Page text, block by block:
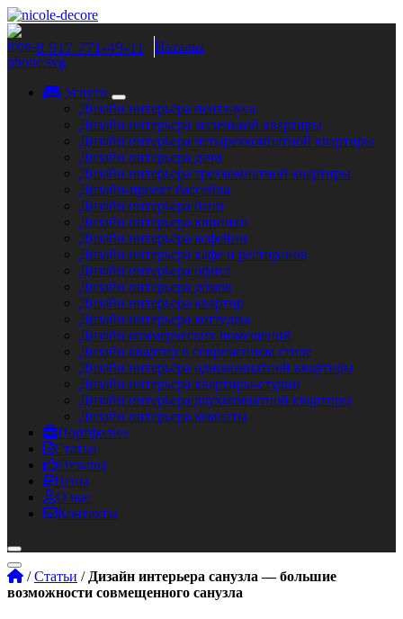
8 917 771-49-11 Наталья
Услуги
Дизайн интерьера пентхауса
Дизайн интерьера маленькой квартиры
Дизайн интерьера четырехкомнатной квартиры
Дизайн интерьера дачи
Дизайн интерьера трехкомнатной квартиры
Дизайн-проект бассейна
Дизайн интерьера бани
Дизайн интерьера клиники
Дизайн интерьера кофейни
Дизайн интерьера кафе и ресторанов
Дизайн интерьера офиса
Дизайн интерьера домов
Дизайн интерьера квартир
Дизайн интерьера коттеджа
Дизайн коммерческих помещений
Дизайн квартир в современном стиле
Дизайн интерьера однокомнатной квартиры
Дизайн интерьера квартиры-студии
Дизайн интерьера двухкомнатной квартиры
Дизайн интерьера комнаты
Портфолио
Статьи
Отзывы
Цены
О нас
Контакты
/Статьи / Дизайн интерьера санузла — большие
возможности совмещенного санузла